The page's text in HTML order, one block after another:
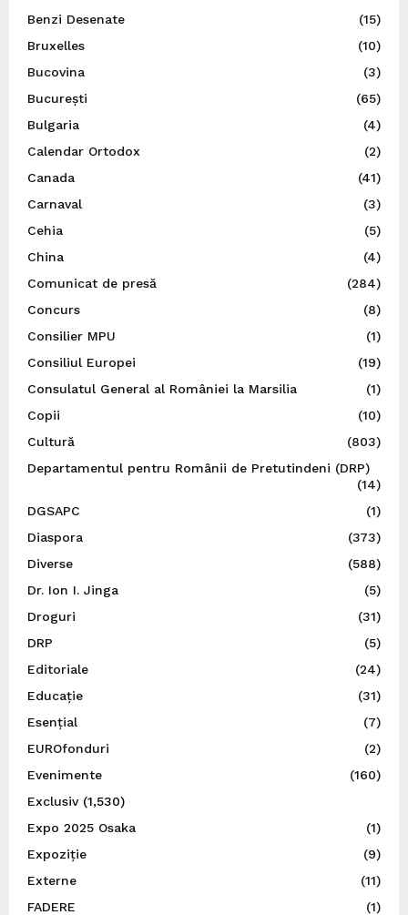
Benzi Desenate
(15)
Bruxelles
(10)
Bucovina
(3)
București
(65)
Bulgaria
(4)
Calendar Ortodox
(2)
Canada
(41)
Carnaval
(3)
Cehia
(5)
China
(4)
Comunicat de presă
(284)
Concurs
(8)
Consilier MPU
(1)
Consiliul Europei
(19)
Consulatul General al României la Marsilia
(1)
Copii
(10)
Cultură
(803)
Departamentul pentru Românii de Pretutindeni (DRP)
(14)
DGSAPC
(1)
Diaspora
(373)
Diverse
(588)
Dr. Ion I. Jinga
(5)
Droguri
(31)
DRP
(5)
Editoriale
(24)
Educație
(31)
Esențial
(7)
EUROfonduri
(2)
Evenimente
(160)
Exclusiv(1,530)
Expo 2025 Osaka
(1)
Expoziție
(9)
Externe
(11)
FADERE
(1)